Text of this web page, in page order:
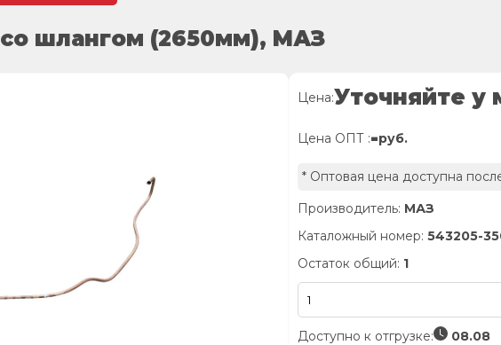
со шлангом (2650мм), МАЗ
Цена:Уточняйте у
Цена ОПТ :-руб.
* Оптовая цена доступна
Производитель: МАЗ
Каталожный номер: 543205-
Остаток общий: 1
Доступно к отгрузке: 08.08